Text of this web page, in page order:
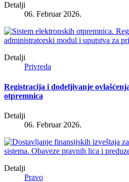
Detalji
06. Februar 2026.
Detalji
Privreda
Registracija i dodeljivanje
otpremnica
Detalji
06. Februar 2026.
Detalji
Pravo